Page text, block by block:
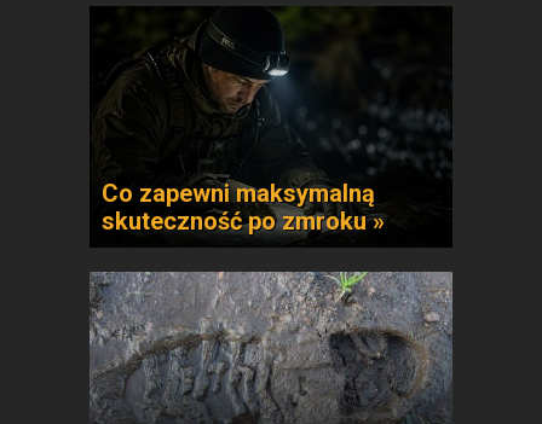
Co zapewni maksymalną
skuteczność po zmroku »